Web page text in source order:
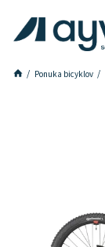
Ponuka bicyklov